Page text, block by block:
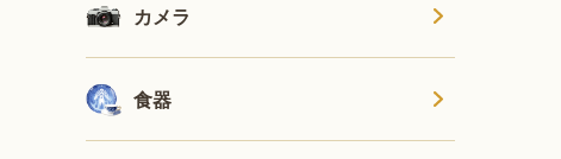
カメラ
食器